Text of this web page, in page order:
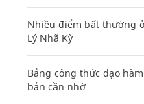
Nhiều điểm bất thường
Lý Nhã Kỳ
Bảng công thức đạo
bản cần nhớ